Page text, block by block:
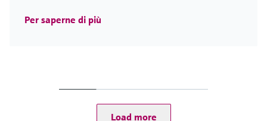
Per saperne di più
Load more